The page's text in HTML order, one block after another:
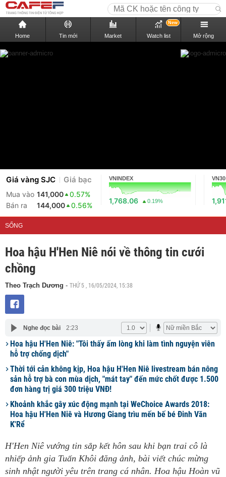
Home Tin mới Market Watch list
New
Mở rộng
Giá vàng SJC Giá bạc
Mua vào 141,000
0.57%
Bán ra
144,000 0.56%
VNINDEX
1,768.06 0.19%
VN30
SỐNG
Hoa hậu H'Hen Niê nói về thông tin cưới
chồng
Theo Trạch Dương - THỨ 5 , 16/05/2024, 15:38
Nghe đọc bài 2:23
Hoa hậu H'Hen Niê: "Tôi thấy ấm lòng khi làm tình nguyện viên
hỗ trợ chống dịch"
Thời tới cản không kịp, Hoa hậu H'Hen Niê livestream bán nông
sản hỗ trợ bà con mùa dịch, "mát tay" đến mức chốt được 1.500
đơn hàng trị giá 300 triệu VNĐ!
Khoảnh khắc gây xúc động mạnh tại WeChoice Awards 2018:
Hoa hậu H'Hen Niê và Hương Giang trìu mến bế bé Đinh Văn
K'Rể
H'Hen Niê vướng tin sắp kết hôn sau khi bạn trai cô là
nhiếp ảnh gia Tuấn Khôi đăng ảnh, bài viết chúc mừng
sinh nhật người yêu trên trang cá nhân. Hoa hậu Hoàn vũ